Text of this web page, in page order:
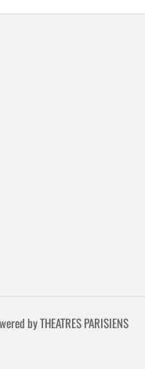
by THEATRES PARISIENS